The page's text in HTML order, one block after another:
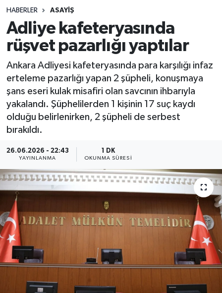
HABERLER ASAYIŞ
Adliye kafeteryasında
rüşvet pazarlığı yaptılar
Ankara Adliyesi kafeteryasında para karşılığı infaz
erteleme pazarlığı yapan 2 şüpheli, konuşmaya
şans eseri kulak misafiri olan savcının ihbarıyla
yakalandı. Şüphelilerden 1 kişinin 17 suç kaydı
olduğu belirlenirken, 2 şüpheli de serbest
bırakıldı.
26.06.2026 - 22:43
YAYINLANMA
1 DK
OKUNMA SÜRESI
Spor
Teknoloji
Yaşam